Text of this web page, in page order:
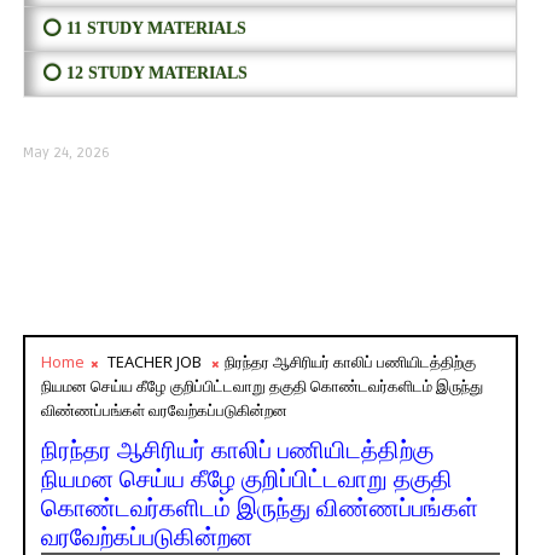
⭕ 11 STUDY MATERIALS
⭕ 12 STUDY MATERIALS
May 24, 2026
Home TEACHER JOB
நிரந்தர ஆசிரியர் காலிப் பணியிடத்திற்கு
நியமன செய்ய கீழே குறிப்பிட்டவாறு தகுதி கொண்டவர்களிடம் இருந்து
விண்ணப்பங்கள் வரவேற்கப்படுகின்றன
நிரந்தர ஆசிரியர் காலிப் பணியிடத்திற்கு
நியமன செய்ய கீழே குறிப்பிட்டவாறு தகுதி
கொண்டவர்களிடம் இருந்து விண்ணப்பங்கள்
வரவேற்கப்படுகின்றன